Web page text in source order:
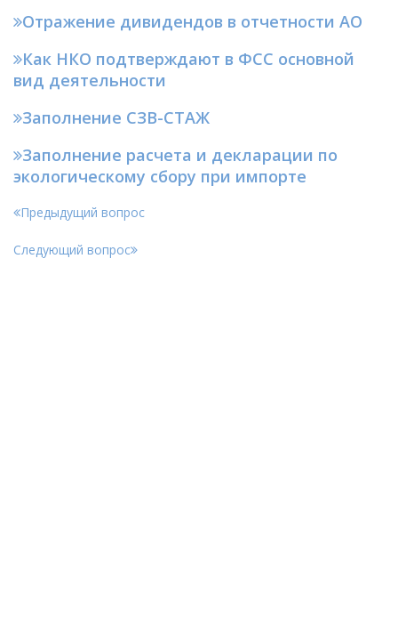
Отражение дивидендов в отчетности АО
Как НКО подтверждают в ФСС основной
вид деятельности
Заполнение СЗВ-СТАЖ
Заполнение расчета и декларации по
экологическому сбору при импорте
Предыдущий вопрос
Следующий вопрос